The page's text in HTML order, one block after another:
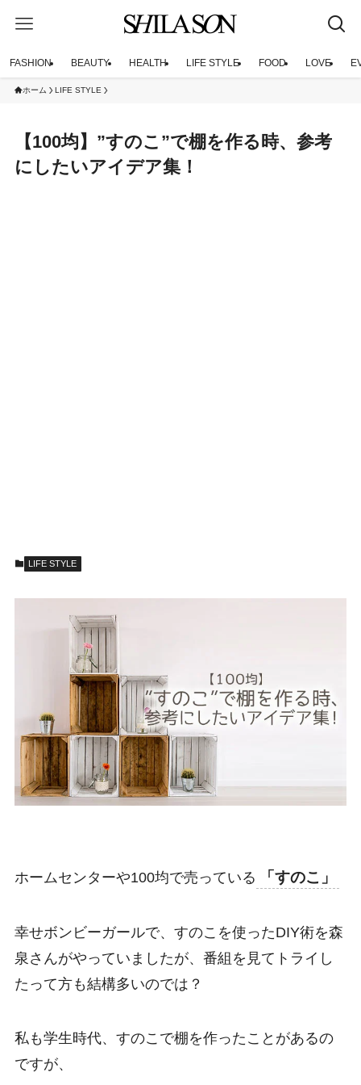
FASHION BEAUTY HEALTH LIFE STYLE FOOD LOVE
ホーム LIFE STYLE
【100均】”すのこ”で棚を作る時、参考
にしたいアイデア集！
LIFE STYLE
ホームセンターや100均で売っている 「すのこ」
幸せボンビーガールで、すのこを使ったDIY術を森
泉さんがやっていましたが、番組を見てトライし
たって方も結構多いのでは？
私も学生時代、すのこで棚を作ったことがあるの
ですが、